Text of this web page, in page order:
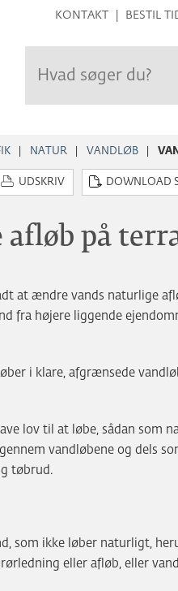
KONTAKT BESTIL
NATUR VANDLØB
UDSKRIV DOWNLOAD
afløb på
at ændre vands naturlige
fra højere liggende
i klare, afgrænsede
lov til at løbe, sådan som
vandløbene og dels
tøbrud.
som ikke løber naturligt,
eller afløb, eller